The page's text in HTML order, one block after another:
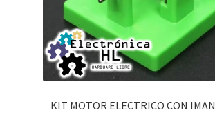
KIT MOTOR ELECTRICO CON